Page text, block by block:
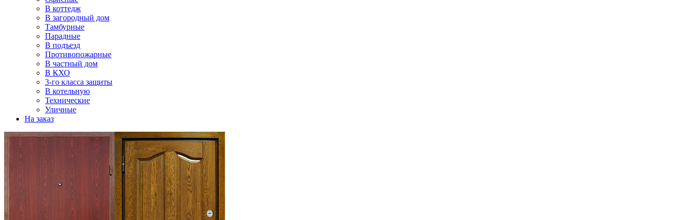
В коттедж
В загородный дом
Тамбурные
Парадные
В подъезд
Противопожарные
В частный дом
В КХО
3-го класса защиты
В котельную
Технические
Уличные
На заказ